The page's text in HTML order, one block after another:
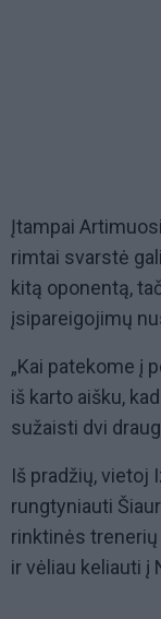
Įtampai
rimtai svarstė
kitą oponentą,
įsipareigojimų
„Kai patekome į
iš karto aišku,
sužaisti dvi
Iš pradžių, vietoj
rungtyniauti
rinktinės
ir vėliau keliauti į